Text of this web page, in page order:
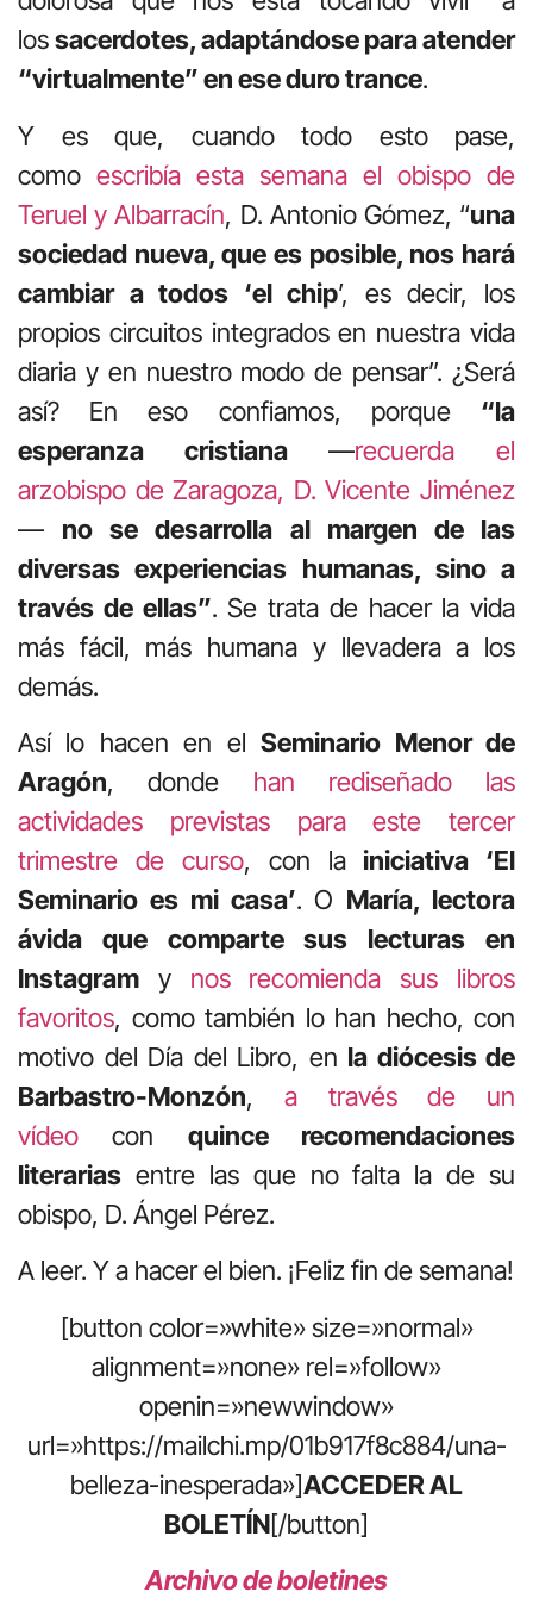
lossacerdotes, adaptándose para atender
“virtualmente” en ese duro trance.
Y es que, cuando todo esto pase,
como escribía esta semana el obispo de
Teruel y Albarracín, D. Antonio Gómez, “una
sociedad nueva, que es posible, nos hará
cambiar a todos ‘el chip’, es decir, los
propios circuitos integrados en nuestra vida
diaria y en nuestro modo de pensar”. ¿Será
así? En eso confiamos, porque “la
esperanza cristiana—recuerda el
arzobispo de Zaragoza, D. Vicente Jiménez
— no se desarrolla al margen de las
diversas experiencias humanas, sino a
través de ellas”. Se trata de hacer la vida
más fácil, más humana y llevadera a los
demás.
Así lo hacen en elSeminario Menor de
Aragón, donde han rediseñado las
actividades previstas para este tercer
trimestre de curso, con la iniciativa ‘El
Seminario es mi casa’. O María, lectora
ávida que comparte sus lecturas en
Instagram y nos recomienda sus libros
favoritos, como también lo han hecho, con
motivo del Día del Libro, en la diócesis de
Barbastro-Monzón, a través de un
vídeo con quince recomendaciones
literarias entre las que no falta la de su
obispo, D. Ángel Pérez.
A leer. Y a hacer el bien. ¡Feliz fin de semana!
[button color=»white» size=»normal»
alignment=»none» rel=»follow»
openin=»newwindow»
url=»https://mailchi.mp/01b917f8c884/una-
belleza-inesperada»]ACCEDER AL
BOLETÍN[/button]
Archivo de boletines